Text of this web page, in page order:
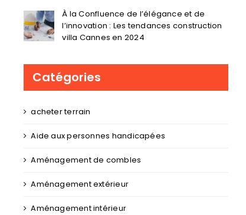
À la Confluence de l’élégance et de
l’innovation : Les tendances construction
villa Cannes en 2024
Catégories
acheter terrain
Aide aux personnes handicapées
Aménagement de combles
Aménagement extérieur
Aménagement intérieur